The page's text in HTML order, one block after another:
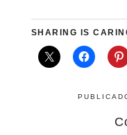
SHARING IS